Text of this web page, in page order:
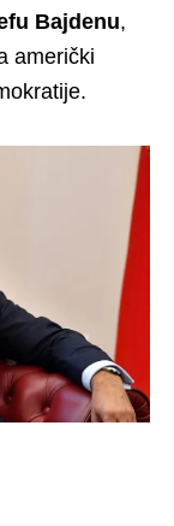
Bajdenu,
američki